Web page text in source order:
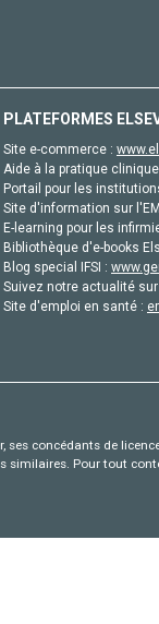
PLATEFORMES
Site e-commerce :
Aide à la pratique
Portail pour les
Site d'information sur
E-learning pour les
Bibliothèque d'e-books
Blog special IFSI :
Suivez notre actualité
Site d'emploi en santé :
ses concédants de
Pour tout